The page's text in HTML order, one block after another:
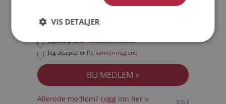
Jeg akseptererMedlemsvilkårene
Jeg aksepterer Personvernreglene
Allerede medlem? Logg inn her »
VIS DETALJER